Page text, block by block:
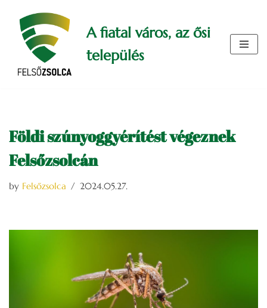
Skip
content
A fiatal város, az ősi
település
Földi szúnyoggyérítést végeznek
Felsőzsolcán
by Felsőzsolca 2024.05.27.